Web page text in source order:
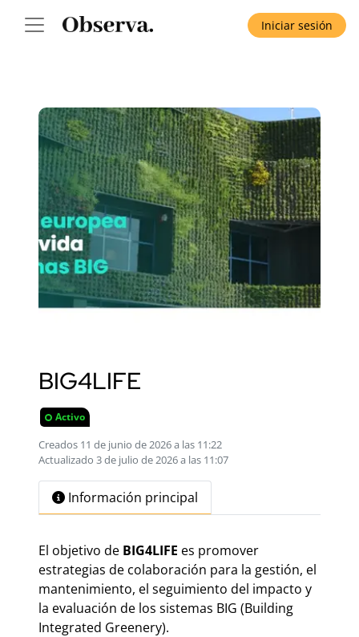
Iniciar sesión
BIG4LIFE
Activo
Creados 11 de junio de 2026 a las 11:22
Actualizado 3 de julio de 2026 a las 11:07
Información principal
El objetivo de BIG4LIFE es promover
estrategias de colaboración para la gestión, el
mantenimiento, el seguimiento del impacto y
la evaluación de los sistemas BIG (Building
Integrated Greenery).